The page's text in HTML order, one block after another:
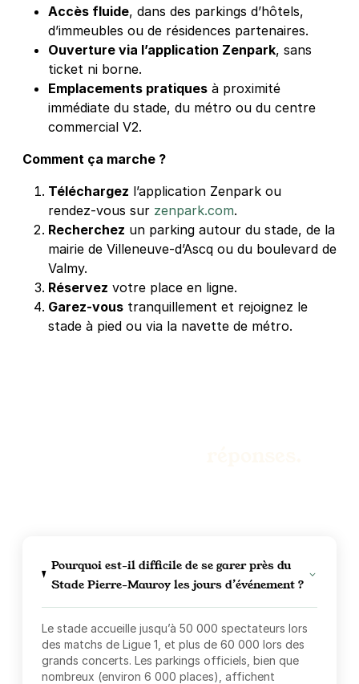
Accès fluide, dans des parkings d’hôtels,
d’immeubles ou de résidences partenaires.
Ouverture via l’application Zenpark, sans
ticket ni borne.
Emplacements pratiques à proximité
immédiate du stade, du métro ou du centre
commercial V2.
Comment ça marche ?
Téléchargez l’application Zenpark ou
rendez‑vous sur zenpark.com.
Recherchez un parking autour du stade, de la
mairie de Villeneuve‑d’Ascq ou du boulevard de
Valmy.
Réservez votre place en ligne.
Garez‑vous tranquillement et rejoignez le
stade à pied ou via la navette de métro.
Pourquoi est-il difficile de se garer près du
Stade Pierre‑Mauroy les jours d’événement ?
Le stade accueille jusqu’à 50 000 spectateurs lors
des matchs de Ligue 1, et plus de 60 000 lors des
grands concerts. Les parkings officiels, bien que
nombreux (environ 6 000 places), affichent